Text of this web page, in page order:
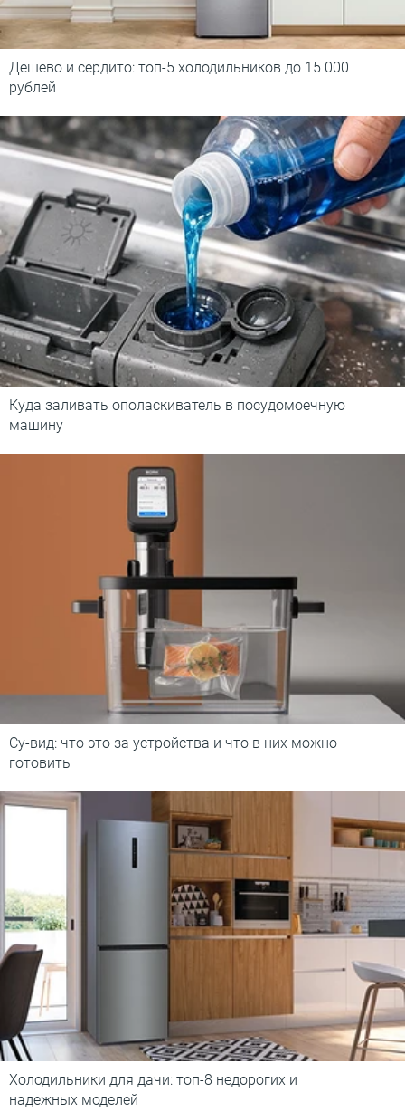
Дешево и сердито: топ-5 холодильников до 15 000
рублей
Куда заливать ополаскиватель в посудомоечную
машину
Су-вид: что это за устройства и что в них можно
готовить
Холодильники для дачи: топ-8 недорогих и
надежных моделей